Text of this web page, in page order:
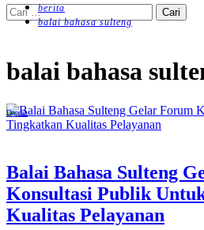
Cari
untuk:
berita
balai bahasa sulteng
balai bahasa
Daerah
Balai Bahasa Sulteng
Konsultasi Publik
Kualitas Pelayanan